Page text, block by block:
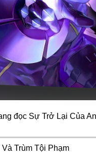
đọc Sự Trở Lại Của
Trùm Tội Phạm